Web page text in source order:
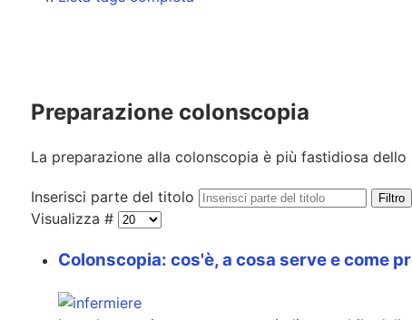
Preparazione colonscopia
La preparazione alla colonscopia è più fastidiosa
Inserisci parte del titolo Filtro
Visualizza #
Colonscopia: cos'è, a cosa serve e come